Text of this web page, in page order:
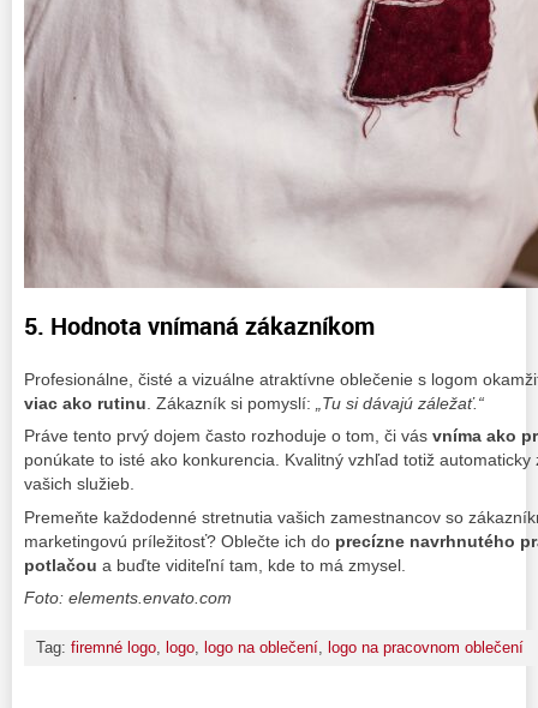
5. Hodnota vnímaná zákazníkom
Profesionálne, čisté a vizuálne atraktívne oblečenie s logom
viac ako rutinu. Zákazník si pomyslí: „Tu si dávajú záležať.“
Práve tento prvý dojem často rozhoduje o tom, či vás vníma ako
ponúkate to isté ako konkurencia. Kvalitný vzhľad totiž
vašich služieb.
Premeňte každodenné stretnutia vašich zamestnancov so
marketingovú príležitosť? Oblečte ich do precízne navrhnutého
potlačou a buďte viditeľní tam, kde to má zmysel.
Foto: elements.envato.com
Tag: firemné logo logo logo na oblečení logo na pracovnom oblečení